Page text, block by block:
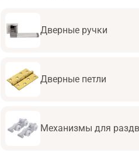
Дверные ручки
Дверные петли
Механизмы для